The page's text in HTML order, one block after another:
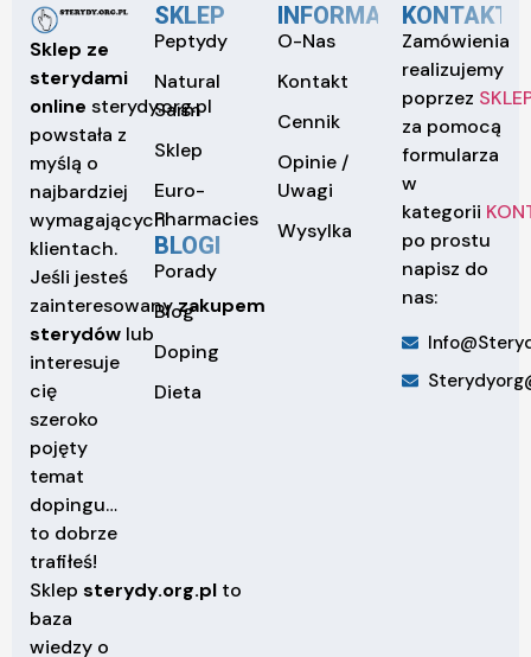
Sklep ze
sterydami
online sterydy.org.pl
powstała z
myślą o
najbardziej
wymagających
klientach.
Jeśli jesteś
zainteresowanyzakupem
sterydów lub
interesuje
cię
szeroko
pojęty
temat
dopingu…
to dobrze
trafiłeś!
Sklep sterydy.org.pl to
baza
wiedzy o
SKLEP
Peptydy
Natural
Sarm
Sklep
Euro-
Pharmacies
BLOGI
Porady
Blog
Doping
Dieta
INFORMACJE
O-Nas
Kontakt
Cennik
Opinie /
Uwagi
Wysylka
KONTAKT
Zamówienia
realizujemy
poprzez
za pomocą
formularza
w
kategorii
po prostu
napisz do
nas: